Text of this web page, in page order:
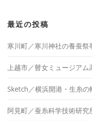
最近の投稿
寒川町／寒川神社の養蚕祭
上越市／瞽女ミュージアム
Sketch／横浜開港・生糸の
阿見町／蚕糸科学技術研究